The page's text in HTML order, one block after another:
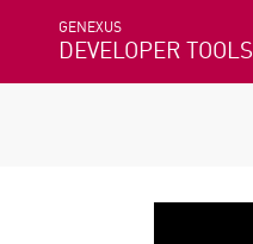
GENEXUS
DEVELOPER TOOLS